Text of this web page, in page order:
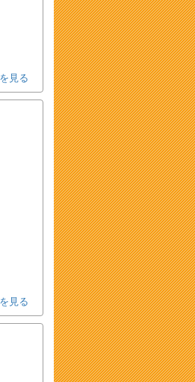
見る
見る